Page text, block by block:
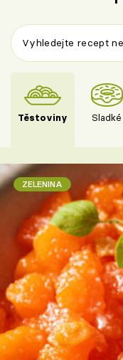
Těstoviny Sladké
ZELENINA